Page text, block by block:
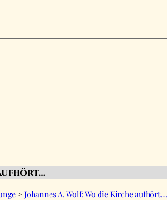
> Johannes A. Wolf: Wo die Kirche aufhört…